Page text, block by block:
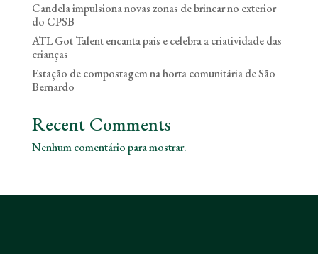
Candela impulsiona novas zonas de brincar no exterior
do CPSB
ATL Got Talent encanta pais e celebra a criatividade das
crianças
Estação de compostagem na horta comunitária de São
Bernardo
Recent Comments
Nenhum comentário para mostrar.